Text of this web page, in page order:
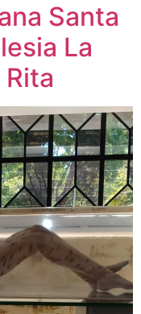
Santa
La